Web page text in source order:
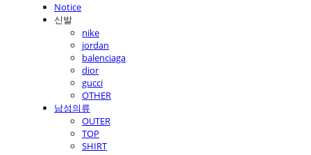
Notice
신발
nike
jordan
balenciaga
dior
gucci
OTHER
남성의류
OUTER
TOP
SHIRT